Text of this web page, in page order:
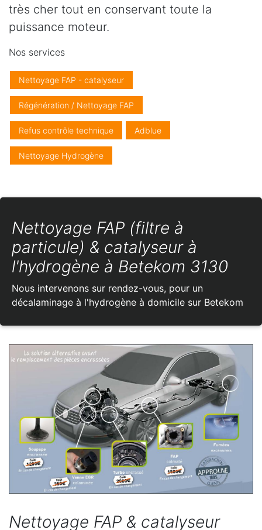
très cher tout en conservant toute la
puissance moteur.
Nos services
Nettoyage FAP - catalyseur
Régénération / Nettoyage FAP
Refus contrôle technique Adblue
Nettoyage Hydrogène
Nettoyage FAP (filtre à
particule) & catalyseur à
l'hydrogène à Betekom 3130
Nous intervenons sur rendez-vous, pour un
décalaminage à l'hydrogène à domicile sur Betekom
Nettoyage FAP & catalyseur